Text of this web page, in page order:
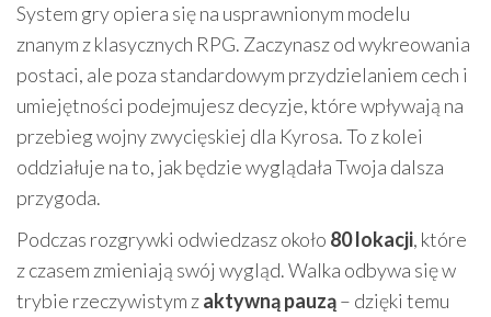
System gry opiera się na usprawnionym modelu
znanym z klasycznych RPG. Zaczynasz od wykreowania
postaci, ale poza standardowym przydzielaniem cech i
umiejętności podejmujesz decyzje, które wpływają na
przebieg wojny zwycięskiej dla Kyrosa. To z kolei
oddziałuje na to, jak będzie wyglądała Twoja dalsza
przygoda.
Podczas rozgrywki odwiedzasz około 80 lokacji, które
z czasem zmieniają swój wygląd. Walka odbywa się w
trybie rzeczywistym zaktywną pauzą– dzięki temu